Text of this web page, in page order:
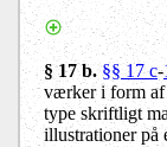
§ 17 b. §§ 17 c-
værker i form af
type skriftligt
illustrationer på